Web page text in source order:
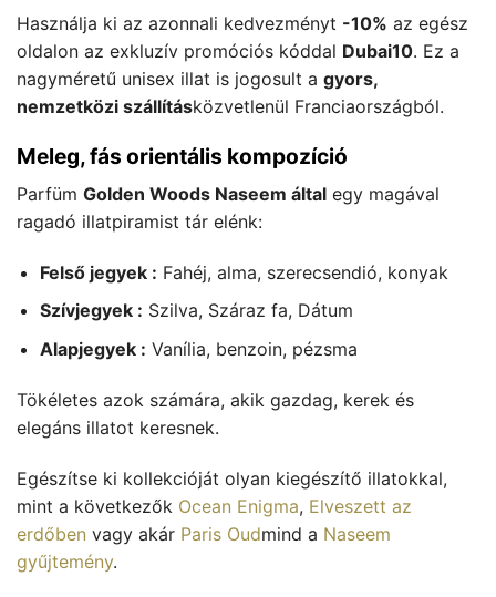
Használja ki az azonnali kedvezményt -10% az egész
oldalon az exkluzív promóciós kóddal Dubai10. Ez a
nagyméretű unisex illat is jogosult a gyors,
nemzetközi szállításközvetlenül Franciaországból.
Meleg, fás orientális kompozíció
Parfüm Golden Woods Naseem által egy magával
ragadó illatpiramist tár elénk:
Felső jegyek : Fahéj, alma, szerecsendió, konyak
Szívjegyek : Szilva, Száraz fa, Dátum
Alapjegyek : Vanília, benzoin, pézsma
Tökéletes azok számára, akik gazdag, kerek és
elegáns illatot keresnek.
Egészítse ki kollekcióját olyan kiegészítő illatokkal,
mint a következők Ocean Enigma, Elveszett az
erdőben vagy akár Paris Oudmind a Naseem
gyűjtemény.